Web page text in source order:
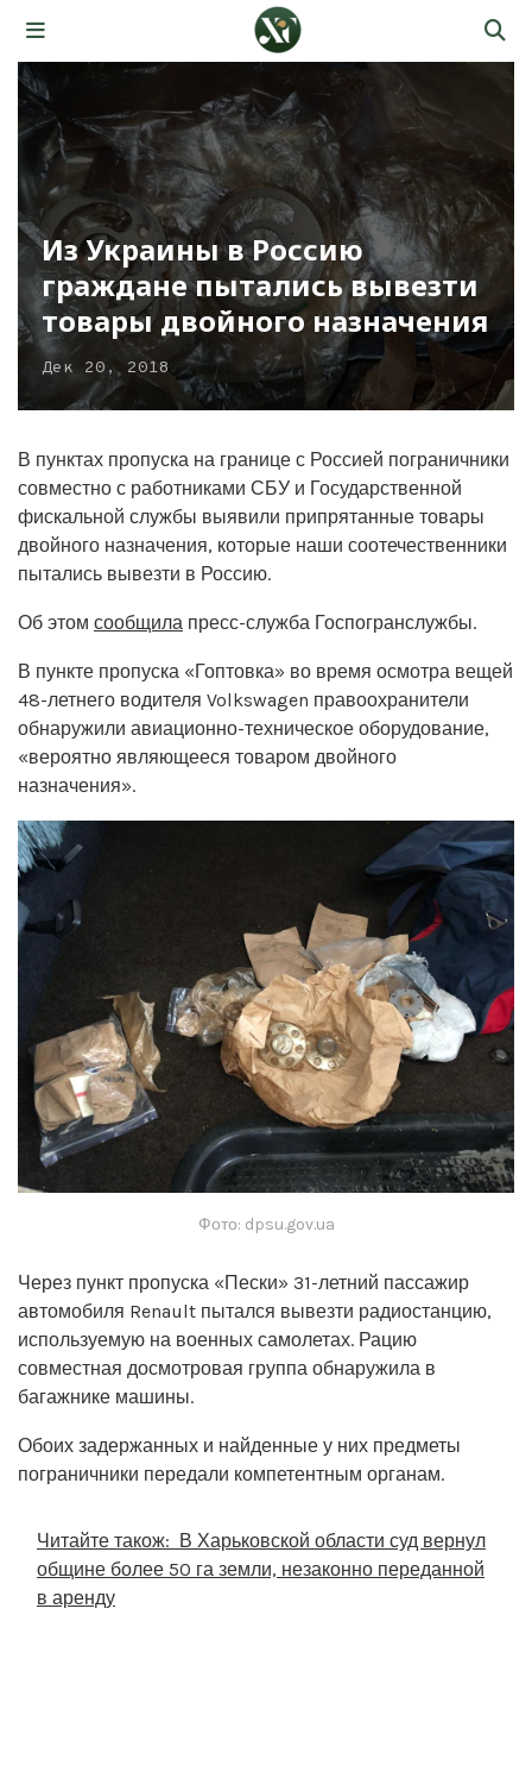
Из Украины в Россию
граждане пытались вывезти
товары двойного назначения
Дек 20, 2018
В пунктах пропуска на границе с Россией пограничники
совместно с работниками СБУ и Государственной
фискальной службы выявили припрятанные товары
двойного назначения, которые наши соотечественники
пытались вывезти в Россию.
Об этом сообщила пресс-служба Госпогранслужбы.
В пункте пропуска «Гоптовка» во время осмотра вещей
48-летнего водителя Volkswagen правоохранители
обнаружили авиационно-техническое оборудование,
«вероятно являющееся товаром двойного
назначения».
Фото: dpsu.gov.ua
Через пункт пропуска «Пески» 31-летний пассажир
автомобиля Renault пытался вывезти радиостанцию,
используемую на военных самолетах. Рацию
совместная досмотровая группа обнаружила в
багажнике машины.
Обоих задержанных и найденные у них предметы
пограничники передали компетентным органам.
Читайте також: В Харьковской области суд вернул
общине более 50 га земли, незаконно переданной
в аренду